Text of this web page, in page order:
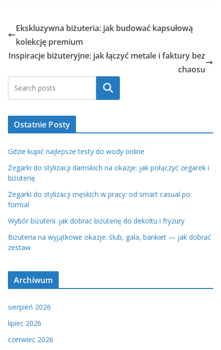
Ekskluzywna biżuteria: jak budować kapsułową
kolekcję premium
Inspiracje biżuteryjne: jak łączyć metale i faktury bez
chaosu
Szukaj
Ostatnie Posty
Gdzie kupić najlepsze testy do wody online
Zegarki do stylizacji damskich na okazje: jak połączyć zegarek i
biżuterię
Zegarki do stylizacji męskich w pracy: od smart casual po
formal
Wybór biżuterii: jak dobrać biżuterię do dekoltu i fryzury
Biżuteria na wyjątkowe okazje: ślub, gala, bankiet — jak dobrać
zestaw
Archiwum
sierpień 2026
lipiec 2026
czerwiec 2026